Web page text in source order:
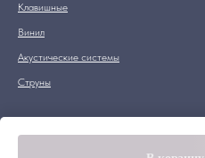
Клавишные
Винил
Акустические системы
Струны